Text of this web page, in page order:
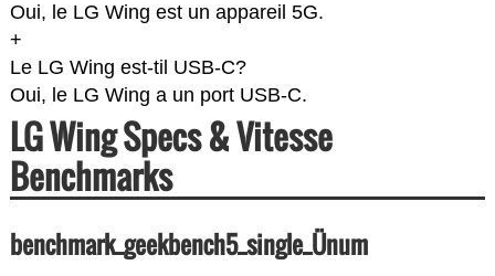
Oui, le LG Wing est un appareil 5G.
+
Le LG Wing est-til USB-C?
Oui, le LG Wing a un port USB-C.
LG Wing Specs & Vitesse
Benchmarks
benchmark_geekbench5_single_Ünum